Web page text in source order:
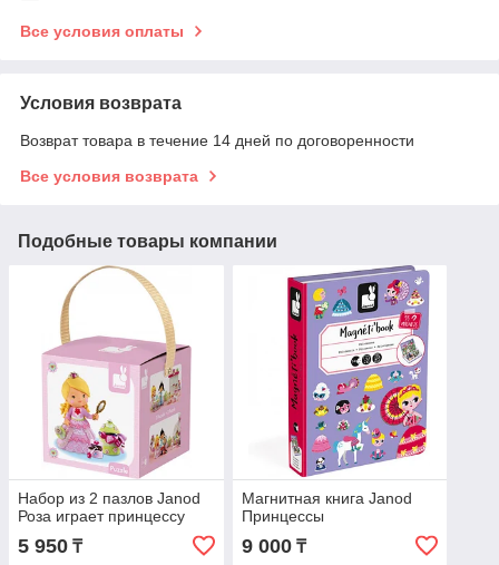
Все условия оплаты
Условия возврата
Возврат товара в течение 14 дней по договоренности
Все условия возврата
Подобные товары компании
Набор из 2 пазлов Janod
Роза играет принцессу
5 950 ₸
Магнитная книга Janod
Принцессы
9 000₸